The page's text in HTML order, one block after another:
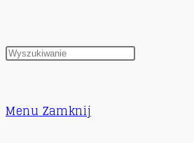
Menu Zamknij